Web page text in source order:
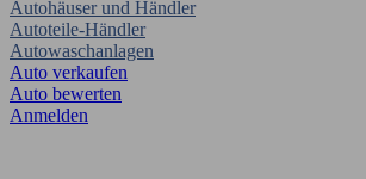
Autohäuser und Händler
Autoteile-Händler
Autowaschanlagen
Auto verkaufen
Auto bewerten
Anmelden